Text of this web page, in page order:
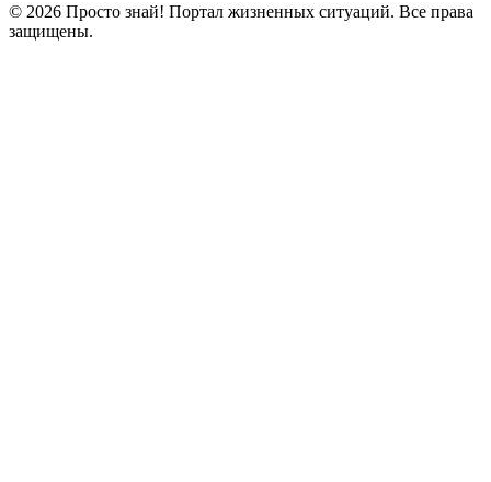
© 2026 Просто знай! Портал жизненных ситуаций. Все права
защищены.